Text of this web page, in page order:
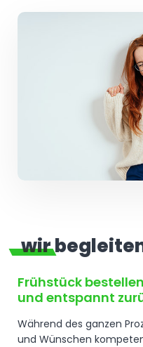
wir
Frühstück
und entspannt
Während des ganzen
und Wünschen